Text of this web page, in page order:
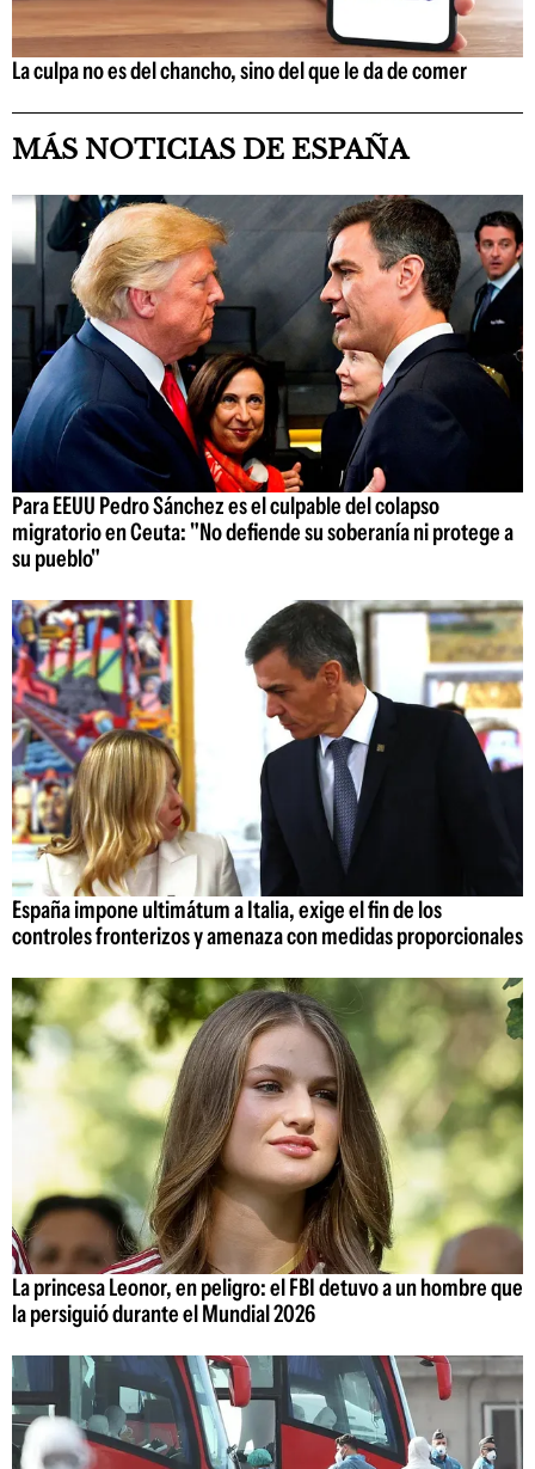
La culpa no es del chancho, sino del que le da de comer
MÁS NOTICIAS DE ESPAÑA
Para EEUU Pedro Sánchez es el culpable del colapso
migratorio en Ceuta: "No defiende su soberanía ni protege a
su pueblo"
España impone ultimátum a Italia, exige el fin de los
controles fronterizos y amenaza con medidas proporcionales
La princesa Leonor, en peligro: el FBI detuvo a un hombre que
la persiguió durante el Mundial 2026